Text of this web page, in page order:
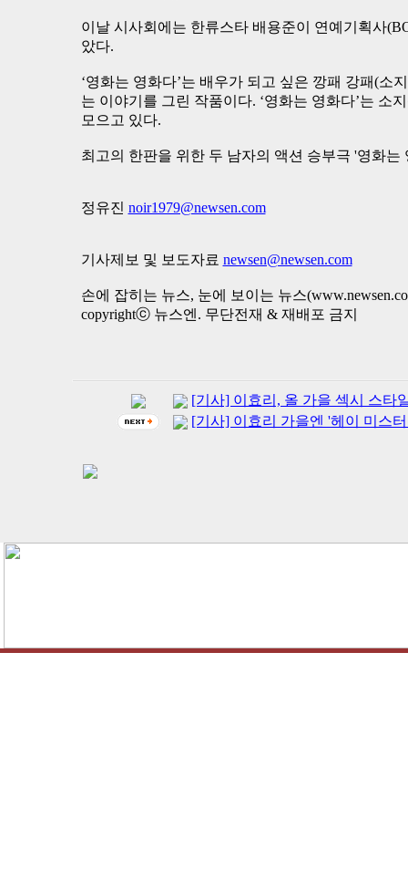
이날 시사회에는 한류스타 배용준이 연예기획사
았다.
‘영화는 영화다’는 배우가 되고 싶은 깡패 강패(소
는 이야기를 그린 작품이다. ‘영화는 영화다’는 소
모으고 있다.
최고의 한판을 위한 두 남자의 액션 승부극 '영화는
정유진 noir1979@newsen.com
기사제보 및 보도자료 newsen@newsen.com
손에 잡히는 뉴스, 눈에 보이는 뉴스
copyrightⓒ 뉴스엔. 무단전재 & 재배포 금지
[기사] 이효리, 올 가을 섹시 스타
[기사] 이효리 가을엔 '헤이 미스